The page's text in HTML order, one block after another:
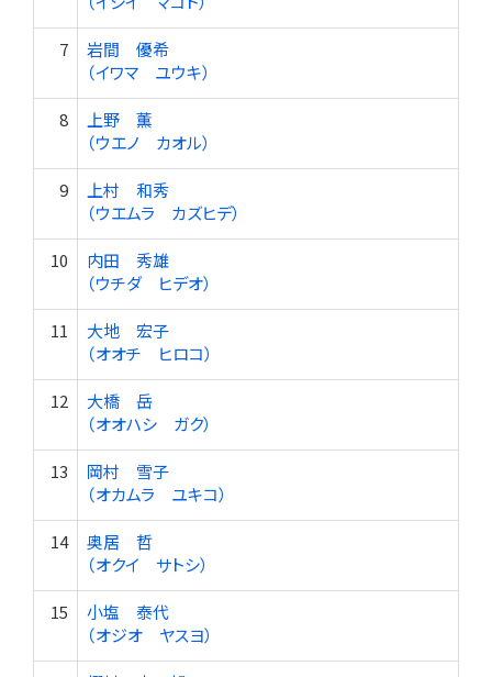
7
岩間 優希
（イワマ ユウキ）
8
上野 薫
（ウエノ カオル）
9
上村 和秀
（ウエムラ カズヒデ）
10
内田 秀雄
（ウチダ ヒデオ）
11
大地 宏子
（オオチ ヒロコ）
12
大橋 岳
（オオハシ ガク）
13
岡村 雪子
（オカムラ ユキコ）
14
奥居 哲
（オクイ サトシ）
15
小塩 泰代
（オジオ ヤスヨ）